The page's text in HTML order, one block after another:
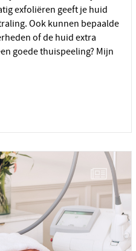
exfoliëren geeft je huid
Ook kunnen bepaalde
of de huid extra
goede thuispeeling? Mijn